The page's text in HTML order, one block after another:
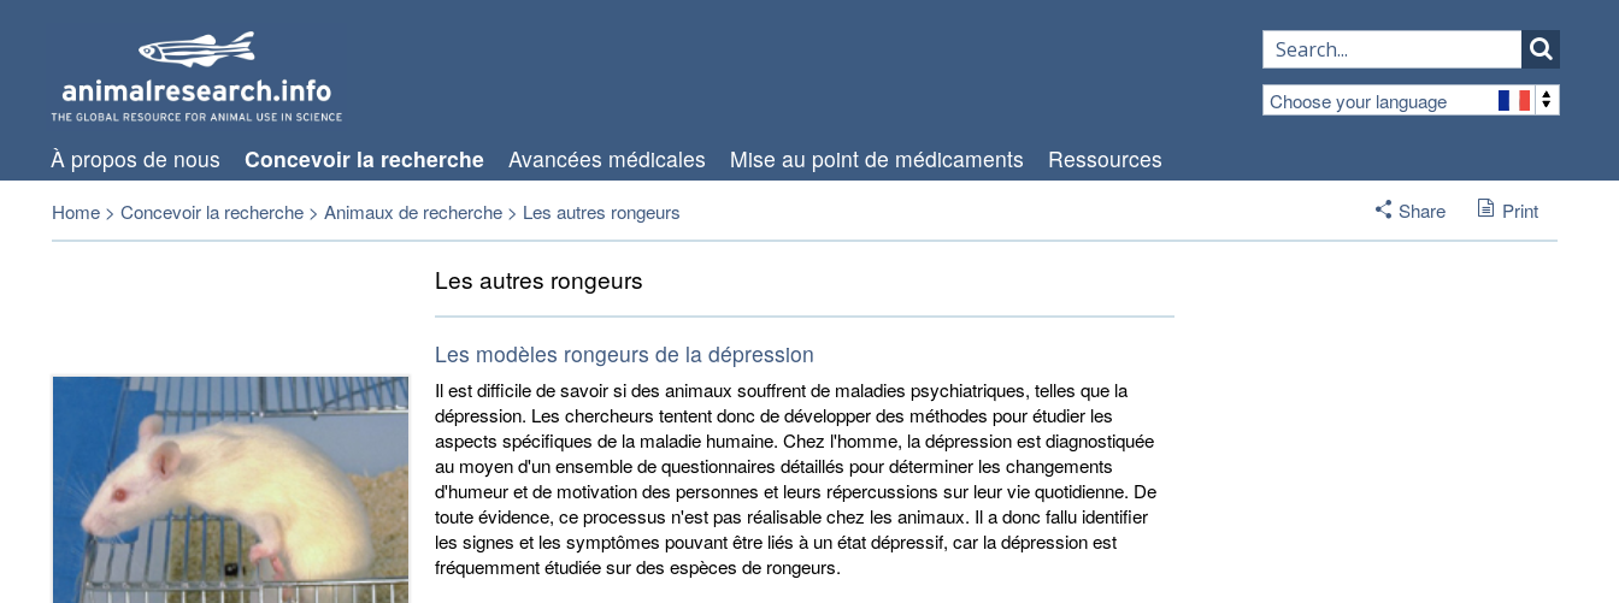
Choose your language
À propos de nous Concevoir la recherche Avancées médicales Mise au point de médicaments Ressources
Home > Concevoir la recherche > Animaux de recherche > Les autres rongeurs Share Print
Les autres rongeurs
Les modèles rongeurs de la dépression
Il est difficile de savoir si des animaux souffrent de maladies psychiatriques, telles que la
dépression. Les chercheurs tentent donc de développer des méthodes pour étudier les
aspects spécifiques de la maladie humaine. Chez l'homme, la dépression est diagnostiquée
au moyen d'un ensemble de questionnaires détaillés pour déterminer les changements
d'humeur et de motivation des personnes et leurs répercussions sur leur vie quotidienne. De
toute évidence, ce processus n'est pas réalisable chez les animaux. Il a donc fallu identifier
les signes et les symptômes pouvant être liés à un état dépressif, car la dépression est
fréquemment étudiée sur des espèces de rongeurs.